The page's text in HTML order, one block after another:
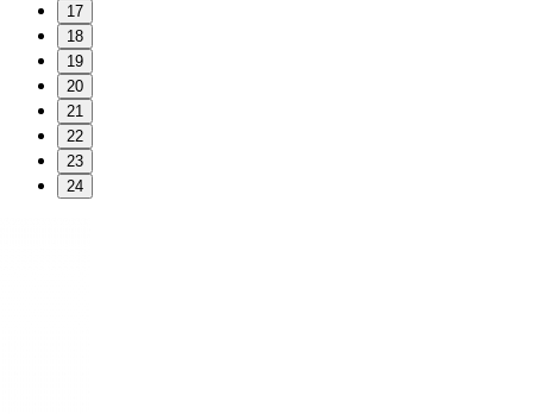
17
18
19
20
21
22
23
24